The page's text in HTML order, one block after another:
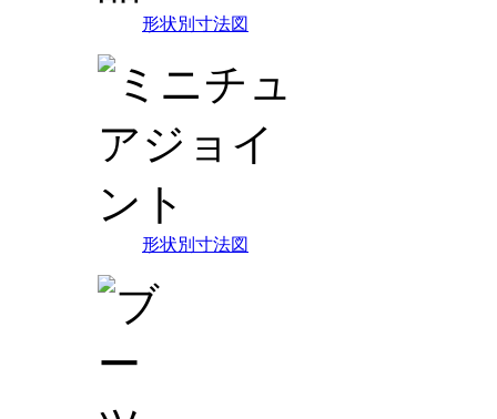
形状別寸法図
形状別寸法図